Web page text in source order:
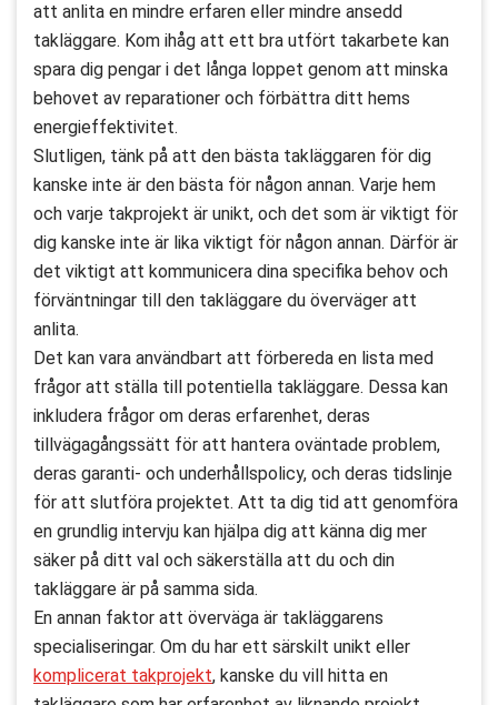
att anlita en mindre erfaren eller mindre ansedd
takläggare. Kom ihåg att ett bra utfört takarbete kan
spara dig pengar i det långa loppet genom att minska
behovet av reparationer och förbättra ditt hems
energieffektivitet.
Slutligen, tänk på att den bästa takläggaren för dig
kanske inte är den bästa för någon annan. Varje hem
och varje takprojekt är unikt, och det som är viktigt för
dig kanske inte är lika viktigt för någon annan. Därför är
det viktigt att kommunicera dina specifika behov och
förväntningar till den takläggare du överväger att
anlita.
Det kan vara användbart att förbereda en lista med
frågor att ställa till potentiella takläggare. Dessa kan
inkludera frågor om deras erfarenhet, deras
tillvägagångssätt för att hantera oväntade problem,
deras garanti- och underhållspolicy, och deras tidslinje
för att slutföra projektet. Att ta dig tid att genomföra
en grundlig intervju kan hjälpa dig att känna dig mer
säker på ditt val och säkerställa att du och din
takläggare är på samma sida.
En annan faktor att överväga är takläggarens
specialiseringar. Om du har ett särskilt unikt eller
komplicerat takprojekt, kanske du vill hitta en